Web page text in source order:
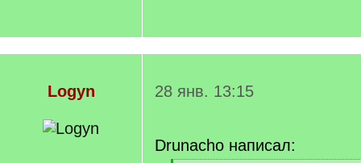
Logyn 28 янв. 13:15
Drunacho написал: